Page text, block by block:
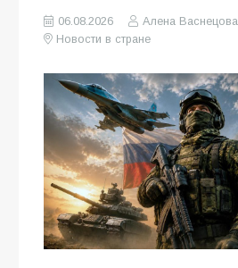
06.08.2026
Алена Васнецова
Новости в стране